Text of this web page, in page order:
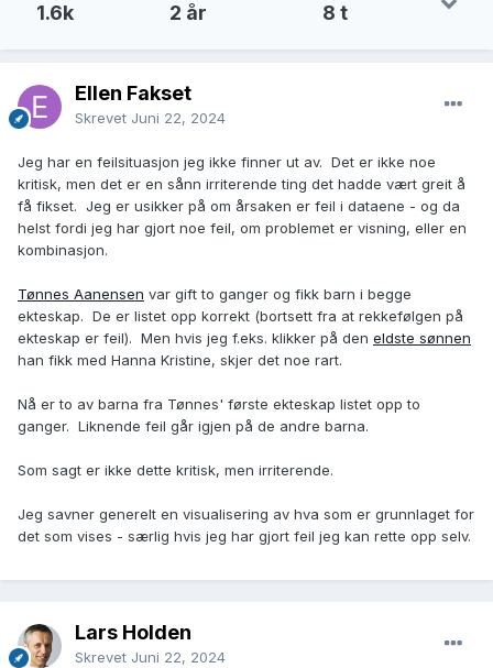
1.6k 2 år 8 t
Ellen Fakset
Skrevet Juni 22, 2024
Jeg har en feilsituasjon jeg ikke finner ut av. Det er ikke noe
kritisk, men det er en sånn irriterende ting det hadde vært greit å
få fikset. Jeg er usikker på om årsaken er feil i dataene - og da
helst fordi jeg har gjort noe feil, om problemet er visning, eller en
kombinasjon.
Tønnes Aanensen var gift to ganger og fikk barn i begge
ekteskap. De er listet opp korrekt (bortsett fra at rekkefølgen på
ekteskap er feil). Men hvis jeg f.eks. klikker på den eldste sønnen
han fikk med Hanna Kristine, skjer det noe rart.
Nå er to av barna fra Tønnes' første ekteskap listet opp to
ganger. Liknende feil går igjen på de andre barna.
Som sagt er ikke dette kritisk, men irriterende.
Jeg savner generelt en visualisering av hva som er grunnlaget for
det som vises - særlig hvis jeg har gjort feil jeg kan rette opp selv.
Lars Holden
Skrevet Juni 22, 2024